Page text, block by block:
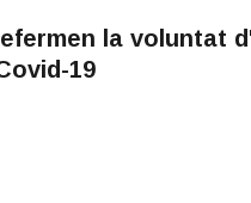
la voluntat
19